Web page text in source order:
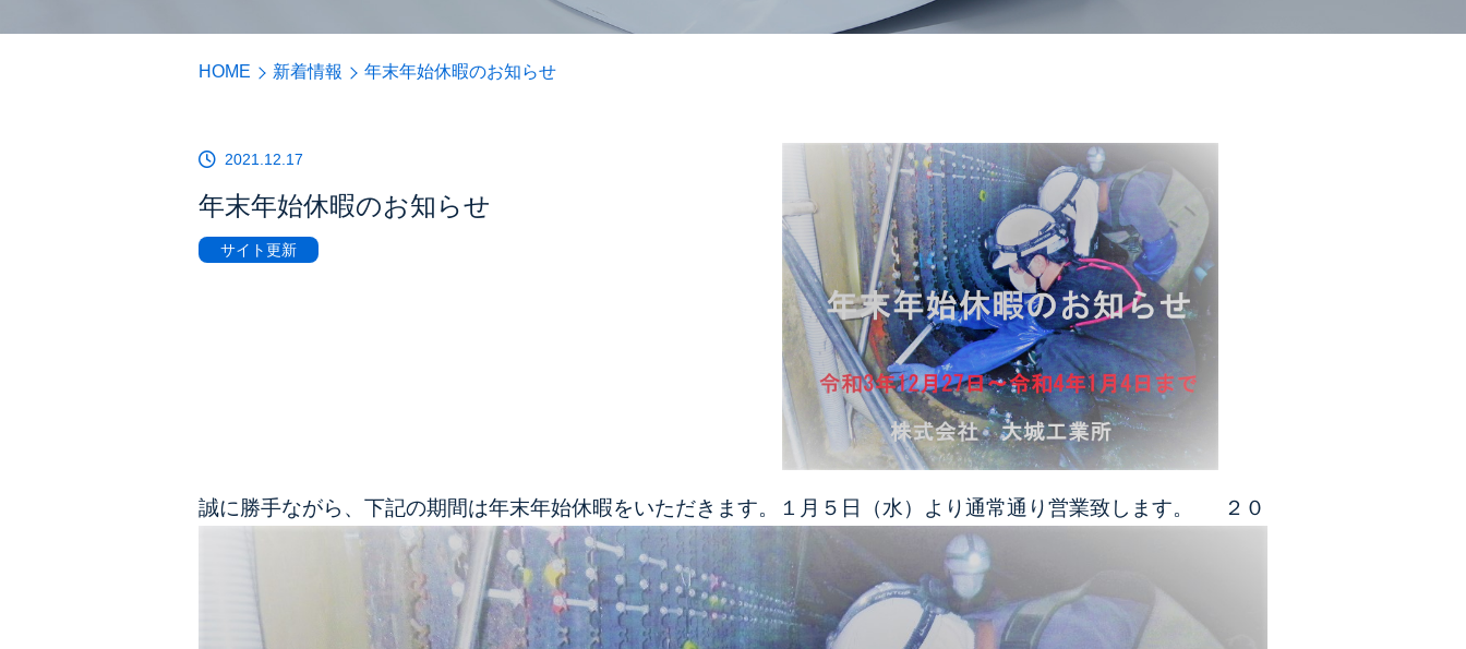
HOME 新着情報 年末年始休暇のお知らせ
2021.12.17
年末年始休暇のお知らせ
サイト更新
誠に勝手ながら、下記の期間は年末年始休暇をいただきます。 １月５日（水）より通常通り営業致します。 ２０